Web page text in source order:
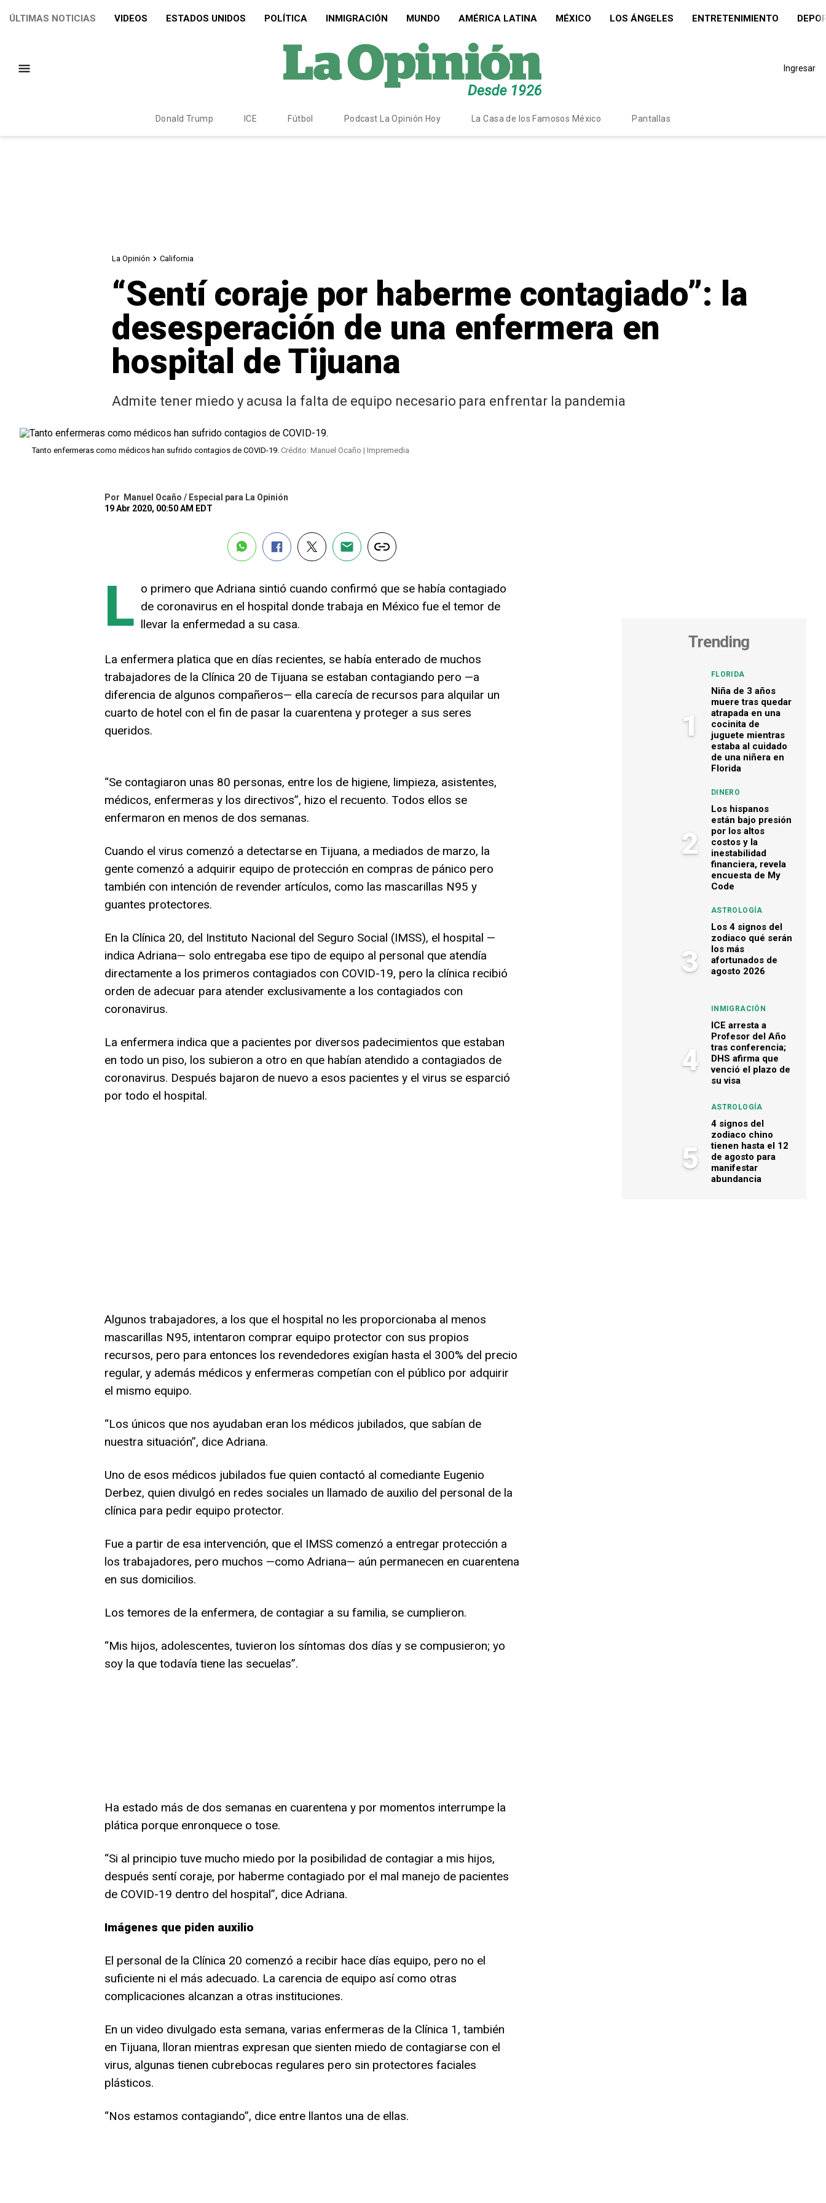
ÚLTIMAS NOTICIAS VIDEOS ESTADOS UNIDOS POLÍTICA INMIGRACIÓN MUNDO AMÉRICA LATINA MÉXICO LOS ÁNGELES ENTRETENIMIENTO
Ingresar
Donald Trump ICE Fútbol Podcast La Opinión Hoy La Casa de los Famosos México Pantallas
La Opinión California
“Sentí coraje por haberme contagiado”: la
desesperación de una enfermera en
hospital de Tijuana
Admite tener miedo y acusa la falta de equipo necesario para enfrentar la pandemia
Tanto enfermeras como médicos han sufrido contagios de COVID-19. Crédito: Manuel Ocaño | Impremedia
Por
Manuel Ocaño / Especial para La Opinión
19 Abr 2020, 00:50 AM EDT
L o primero que Adriana sintió cuando confirmó que se había contagiado
de coronavirus en el hospital donde trabaja en México fue el temor de
llevar la enfermedad a su casa.
La enfermera platica que en días recientes, se había enterado de muchos
trabajadores de la Clínica 20 de Tijuana se estaban contagiando pero —a
diferencia de algunos compañeros— ella carecía de recursos para alquilar un
cuarto de hotel con el fin de pasar la cuarentena y proteger a sus seres
queridos.
“Se contagiaron unas 80 personas, entre los de higiene, limpieza, asistentes,
médicos, enfermeras y los directivos”, hizo el recuento. Todos ellos se
enfermaron en menos de dos semanas.
Cuando el virus comenzó a detectarse en Tijuana, a mediados de marzo, la
gente comenzó a adquirir equipo de protección en compras de pánico pero
también con intención de revender artículos, como las mascarillas N95 y
guantes protectores.
En la Clínica 20, del Instituto Nacional del Seguro Social (IMSS), el hospital —
indica Adriana— solo entregaba ese tipo de equipo al personal que atendía
directamente a los primeros contagiados con COVID-19, pero la clínica recibió
orden de adecuar para atender exclusivamente a los contagiados con
coronavirus.
La enfermera indica que a pacientes por diversos padecimientos que estaban
en todo un piso, los subieron a otro en que habían atendido a contagiados de
coronavirus. Después bajaron de nuevo a esos pacientes y el virus se esparció
por todo el hospital.
Algunos trabajadores, a los que el hospital no les proporcionaba al menos
mascarillas N95, intentaron comprar equipo protector con sus propios
recursos, pero para entonces los revendedores exigían hasta el 300% del precio
regular, y además médicos y enfermeras competían con el público por adquirir
el mismo equipo.
“Los únicos que nos ayudaban eran los médicos jubilados, que sabían de
nuestra situación”, dice Adriana.
Uno de esos médicos jubilados fue quien contactó al comediante Eugenio
Derbez, quien divulgó en redes sociales un llamado de auxilio del personal de la
clínica para pedir equipo protector.
Fue a partir de esa intervención, que el IMSS comenzó a entregar protección a
los trabajadores, pero muchos —como Adriana— aún permanecen en cuarentena
en sus domicilios.
Los temores de la enfermera, de contagiar a su familia, se cumplieron.
“Mis hijos, adolescentes, tuvieron los síntomas dos días y se compusieron; yo
soy la que todavía tiene las secuelas”.
Ha estado más de dos semanas en cuarentena y por momentos interrumpe la
plática porque enronquece o tose.
“Si al principio tuve mucho miedo por la posibilidad de contagiar a mis hijos,
después sentí coraje, por haberme contagiado por el mal manejo de pacientes
de COVID-19 dentro del hospital”, dice Adriana.
Imágenes que piden auxilio
El personal de la Clínica 20 comenzó a recibir hace días equipo, pero no el
suficiente ni el más adecuado. La carencia de equipo así como otras
complicaciones alcanzan a otras instituciones.
En un video divulgado esta semana, varias enfermeras de la Clínica 1, también
en Tijuana, lloran mientras expresan que sienten miedo de contagiarse con el
virus, algunas tienen cubrebocas regulares pero sin protectores faciales
plásticos.
“Nos estamos contagiando”, dice entre llantos una de ellas.
Trending
1
FLORIDA
Niña de 3 años
muere tras quedar
atrapada en una
cocinita de
juguete mientras
estaba al cuidado
de una niñera en
Florida
2
DINERO
Los hispanos
están bajo presión
por los altos
costos y la
inestabilidad
financiera, revela
encuesta de My
Code
3
ASTROLOGÍA
Los 4 signos del
zodiaco qué serán
los más
afortunados de
agosto 2026
4
INMIGRACIÓN
ICE arresta a
Profesor del Año
tras conferencia;
DHS afirma que
venció el plazo de
su visa
5
ASTROLOGÍA
4 signos del
zodiaco chino
tienen hasta el 12
de agosto para
manifestar
abundancia